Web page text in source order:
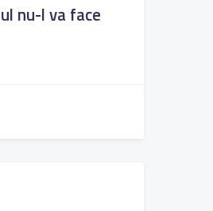
nu-l va face